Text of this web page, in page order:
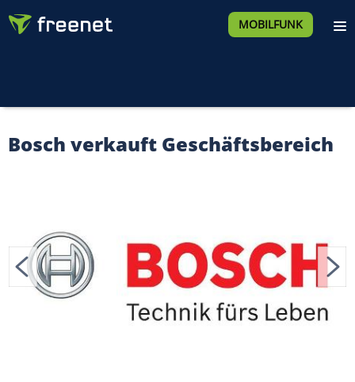
MOBILFUNK
Bosch verkauft Geschäftsbereich